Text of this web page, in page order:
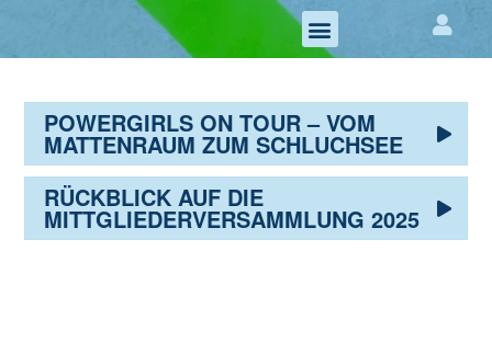
POWERGIRLS ON TOUR – VOM
MATTENRAUM ZUM SCHLUCHSEE
RÜCKBLICK AUF DIE
MITTGLIEDERVERSAMMLUNG 2025